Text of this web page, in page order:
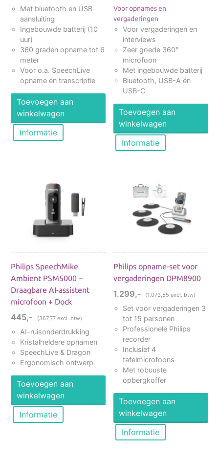
Interview opnemen
Vergadering opnemen
Accessoires voor digitale recorders
Dicteermicrofoons / SpeechMike
Philips SpeechMike
Bedraad
Draadloos
Met muisfunctie
Accessoires
Desktop- & laptop-microfoons
Philips SpeechLive - Cloud Dicteren & Transcriptie
Transcriptiesets
Transcriptie-software
Dicteer-software
FILTER OP MERK
Jabra (1)
Philips (2)
Met bluetooth en USB-
aansluiting
Ingebouwde batterij (10
uur)
360 graden opname tot 6
meter
Voor o.a. SpeechLive
opname en transcriptie
Toevoegen aan
winkelwagen
Informatie
Voor opnames en
vergaderingen
Voor vergaderingen en
interviews
Zeer goede 360°
microfoon
Met ingebouwde batterij
Bluetooth, USB-A én
USB-C
Toevoegen aan
winkelwagen
Informatie
Philips SpeechMike
Ambient PSM5000 –
Draagbare AI-assistent
microfoon + Dock
445,- (367,77excl. btw)
AI-ruisonderdrukking
Kristalheldere opnamen
SpeechLive & Dragon
Ergonomisch ontwerp
Toevoegen aan
winkelwagen
Informatie
Philips opname-set voor
vergaderingen DPM8900
1.299,- (1.073,55 excl. btw)
Set voor vergaderingen 3
tot 15 personen
Professionele Philips
recorder
Inclusief 4
tafelmicrofoons
Met robuuste
opbergkoffer
Toevoegen aan
winkelwagen
Informatie